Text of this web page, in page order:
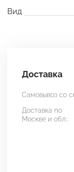
Вид
Доставка
Самовывоз со
Доставка по
Москве и обл.: